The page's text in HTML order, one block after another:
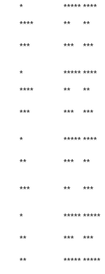
* *********
**** ** **
*** *** ***
* *********
**** ** **
*** *** ***
* *********
** *** **
*** ** ***
* **********
** *** ***
** **********